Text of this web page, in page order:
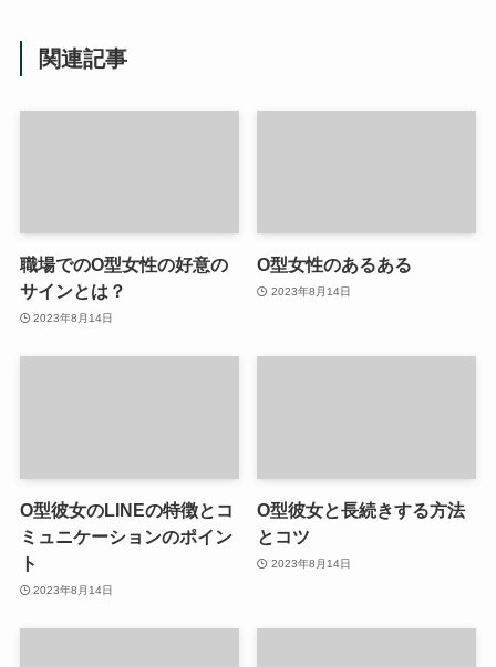
関連記事
職場でのO型女性の好意の
サインとは？
2023年8月14日
O型女性のあるある
2023年8月14日
O型彼女のLINEの特徴とコ
ミュニケーションのポイン
ト
2023年8月14日
O型彼女と長続きする方法
とコツ
2023年8月14日